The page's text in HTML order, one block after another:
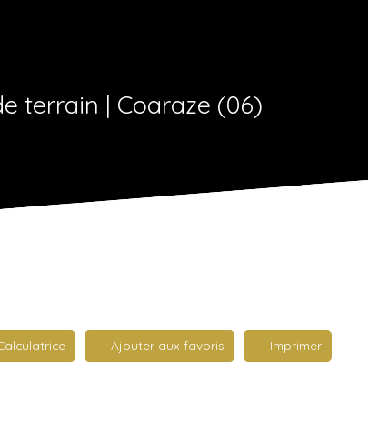
terrain | Coaraze (06)
Ajouter aux favoris Imprimer